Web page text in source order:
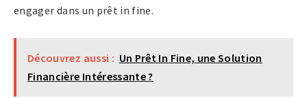
engager dans un prêt in fine.
Découvrez aussi : Un Prêt In Fine, une Solution
Financière Intéressante ?